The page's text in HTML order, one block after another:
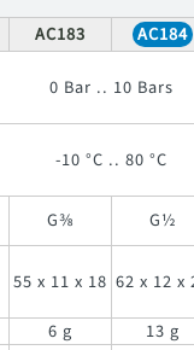
AC183
AC184
0 Bar .. 10 Bars
-10 °C .. 80 °C
G⅜
G½
55 x 11 x 18 62 x 12 x
6 g
13 g